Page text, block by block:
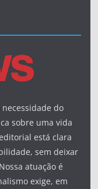
do
sobre uma vida
está clara
sem deixar
atuação é
exige, em